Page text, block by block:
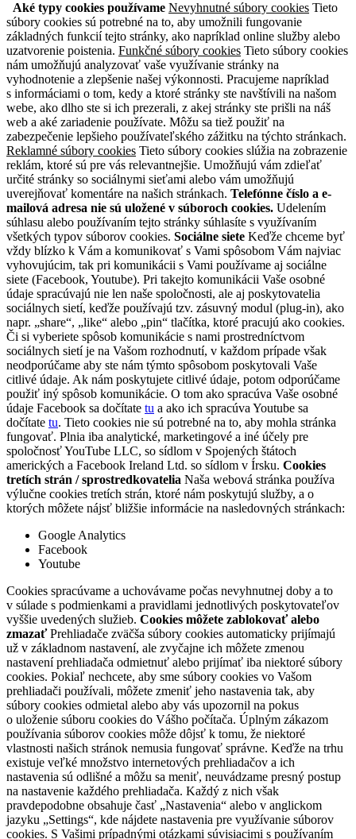
Aké typy cookies používame Nevyhnutné súbory cookies Tieto
súbory cookies sú potrebné na to, aby umožnili fungovanie
základných funkcií tejto stránky, ako napríklad online služby alebo
uzatvorenie poistenia. Funkčné súbory cookies Tieto súbory cookies
nám umožňujú analyzovať vaše využívanie stránky na
vyhodnotenie a zlepšenie našej výkonnosti. Pracujeme napríklad
s informáciami o tom, kedy a ktoré stránky ste navštívili na našom
webe, ako dlho ste si ich prezerali, z akej stránky ste prišli na náš
web a aké zariadenie používate. Môžu sa tiež použiť na
zabezpečenie lepšieho používateľského zážitku na týchto stránkach.
Reklamné súbory cookies Tieto súbory cookies slúžia na zobrazenie
reklám, ktoré sú pre vás relevantnejšie. Umožňujú vám zdieľať
určité stránky so sociálnymi sieťami alebo vám umožňujú
uverejňovať komentáre na našich stránkach. Telefónne číslo a e-
mailová adresa nie sú uložené v súboroch cookies. Udelením
súhlasu alebo používaním tejto stránky súhlasíte s využívaním
všetkých typov súborov cookies. Sociálne siete Keďže chceme byť
vždy blízko k Vám a komunikovať s Vami spôsobom Vám najviac
vyhovujúcim, tak pri komunikácii s Vami používame aj sociálne
siete (Facebook, Youtube). Pri takejto komunikácii Vaše osobné
údaje spracúvajú nie len naše spoločnosti, ale aj poskytovatelia
sociálnych sietí, keďže používajú tzv. zásuvný modul (plug-in), ako
napr. „share“, „like“ alebo „pin“ tlačítka, ktoré pracujú ako cookies.
Či si vyberiete spôsob komunikácie s nami prostredníctvom
sociálnych sietí je na Vašom rozhodnutí, v každom prípade však
neodporúčame aby ste nám týmto spôsobom poskytovali Vaše
citlivé údaje. Ak nám poskytujete citlivé údaje, potom odporúčame
použiť iný spôsob komunikácie. O tom ako spracúva Vaše osobné
údaje Facebook sa dočítate tu a ako ich spracúva Youtube sa
dočítate tu. Tieto cookies nie sú potrebné na to, aby mohla stránka
fungovať. Plnia iba analytické, marketingové a iné účely pre
spoločnosť YouTube LLC, so sídlom v Spojených štátoch
amerických a Facebook Ireland Ltd. so sídlom v Írsku. Cookies
tretích strán / sprostredkovatelia Naša webová stránka používa
výlučne cookies tretích strán, ktoré nám poskytujú služby, a o
ktorých môžete nájsť bližšie informácie na nasledovných stránkach:
Google Analytics
Facebook
Youtube
Cookies spracúvame a uchovávame počas nevyhnutnej doby a to
v súlade s podmienkami a pravidlami jednotlivých poskytovateľov
vyššie uvedených služieb. Cookies môžete zablokovať alebo
zmazaťPrehliadače zväčša súbory cookies automaticky prijímajú
už v základnom nastavení, ale zvyčajne ich môžete zmenou
nastavení prehliadača odmietnuť alebo prijímať iba niektoré súbory
cookies. Pokiaľ nechcete, aby sme súbory cookies vo Vašom
prehliadači používali, môžete zmeniť jeho nastavenia tak, aby
súbory cookies odmietal alebo aby vás upozornil na pokus
o uloženie súboru cookies do Vášho počítača. Úplným zákazom
používania súborov cookies môže dôjsť k tomu, že niektoré
vlastnosti našich stránok nemusia fungovať správne. Keďže na trhu
existuje veľké množstvo internetových prehliadačov a ich
nastavenia sú odlišné a môžu sa meniť, neuvádzame presný postup
na nastavenie každého prehliadača. Každý z nich však
pravdepodobne obsahuje časť „Nastavenia“ alebo v anglickom
jazyku „Settings“, kde nájdete nastavenia pre využívanie súborov
cookies. S Vašimi prípadnými otázkami súvisiacimi s používaním